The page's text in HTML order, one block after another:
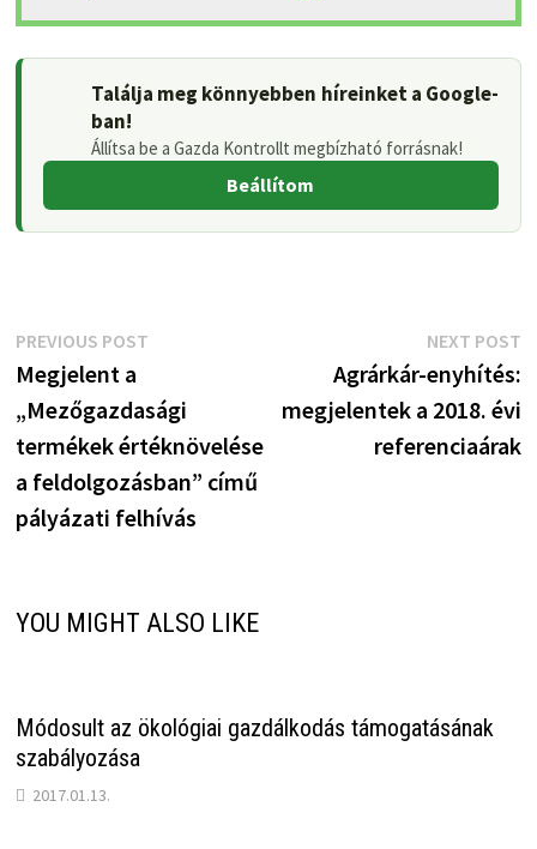
Találja meg könnyebben híreinket a Google-
ban!
Állítsa be a Gazda Kontrollt megbízható forrásnak!
Beállítom
Bejegyzés
navigáció
PREVIOUS POSTPrevious
Megjelent a
„Mezőgazdasági
termékek értéknövelése
a feldolgozásban” című
pályázati felhívás
NEXT POST
Agrárkár-enyhítés:
megjelentek a 2018. évi
referenciaárak
YOU MIGHT ALSO LIKE
Módosult az ökológiai gazdálkodás támogatásának
szabályozása
2017.01.13.